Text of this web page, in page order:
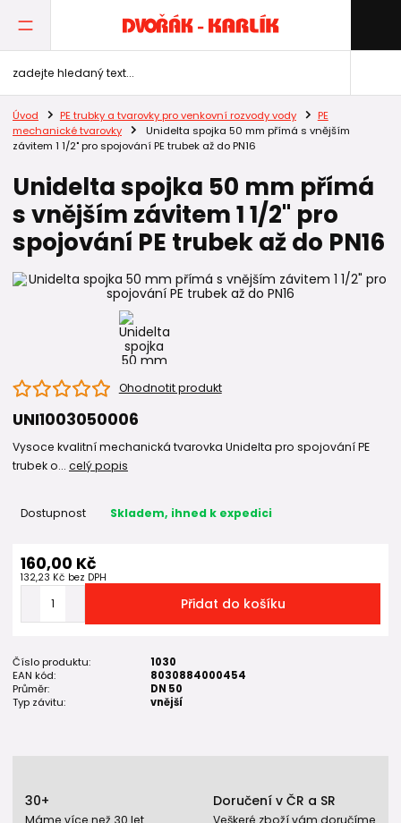
Úvod PE trubky a tvarovky pro venkovní rozvody vody
PE
mechanické tvarovky
Unidelta spojka 50 mm přímá s vnějším
závitem 1 1/2" pro spojování PE trubek až do PN16
Unidelta spojka 50 mm přímá
s vnějším závitem 1 1/2" pro
spojování PE trubek až do PN16
Ohodnotit produkt
UNI1003050006
Vysoce kvalitní mechanická tvarovka Unidelta pro spojování PE
trubek o... celý popis
Dostupnost Skladem, ihned k expedici
160,00 Kč
132,23 Kč bez DPH
Přidat do košíku
Číslo produktu:
1030
EAN kód:
8030884000454
Průměr:
DN 50
Typ závitu:
vnější
30+
Máme více než 30 let
Doručení v ČR a SR
Veškeré zboží vám doručíme